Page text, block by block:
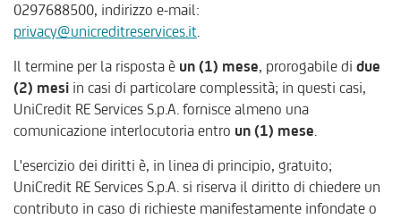
0297688500, indirizzo e-mail:
privacy@unicreditreservices.it.
Il termine per la risposta è un (1) mese, prorogabile di due
(2) mesi in casi di particolare complessità; in questi casi,
UniCredit RE Services S.p.A. fornisce almeno una
comunicazione interlocutoria entro un (1) mese.
L'esercizio dei diritti è, in linea di principio, gratuito;
UniCredit RE Services S.p.A. si riserva il diritto di chiedere un
contributo in caso di richieste manifestamente infondate o